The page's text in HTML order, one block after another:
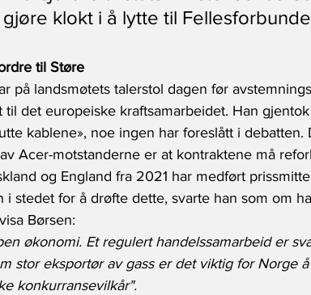
klokt i å lytte til
til Støre
på landsmøtets talerstol dagen før
til det europeiske kraftsamarbeidet. Han
kablene», noe ingen har foreslått i debatten.
Acer-motstanderne er at kontraktene må
og England fra 2021 har medført
i stedet for å drøfte dette, svarte han som om
Børsen:
økonomi. Et regulert handelssamarbeid er
stor eksportør av gass er det viktig for Norge
konkurransevilkår".